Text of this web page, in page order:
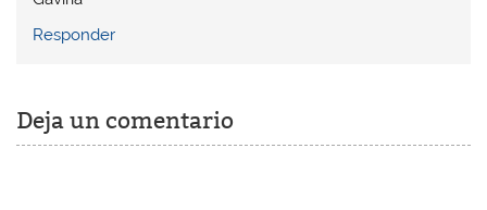
Responder
Deja un comentario